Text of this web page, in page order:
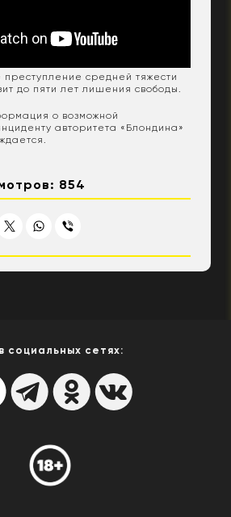
средней тяжести
до пяти лет лишения свободы.
о возможной
авторитета «Блондина»
854
социальных сетях: